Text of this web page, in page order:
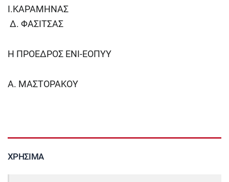
Ι.ΚΑΡΑΜΗΝΑΣ
Δ. ΦΑΣΙΤΣΑΣ
Η ΠΡΟΕΔΡΟΣ ΕΝΙ-ΕΟΠΥΥ
Α. ΜΑΣΤΟΡΑΚΟΥ
ΧΡΉΣΙΜΑ